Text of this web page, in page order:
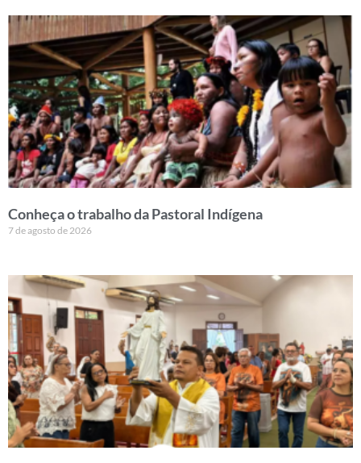
Conheça o trabalho da Pastoral Indígena
7 de agosto de 2026